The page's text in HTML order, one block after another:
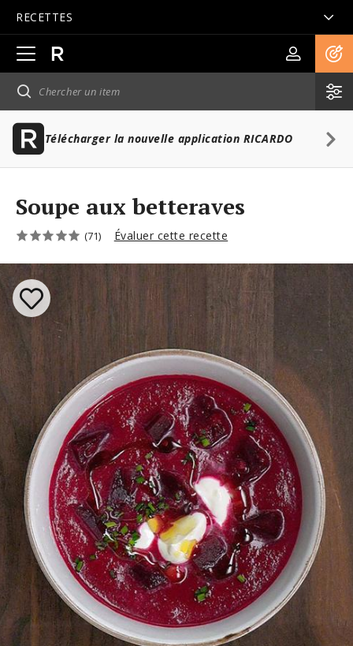
RECETTES
Ouvrir
la
navigation
principale
Télécharger la nouvelle application RICARDO
Soupe aux betteraves
(71) Évaluer cette recette